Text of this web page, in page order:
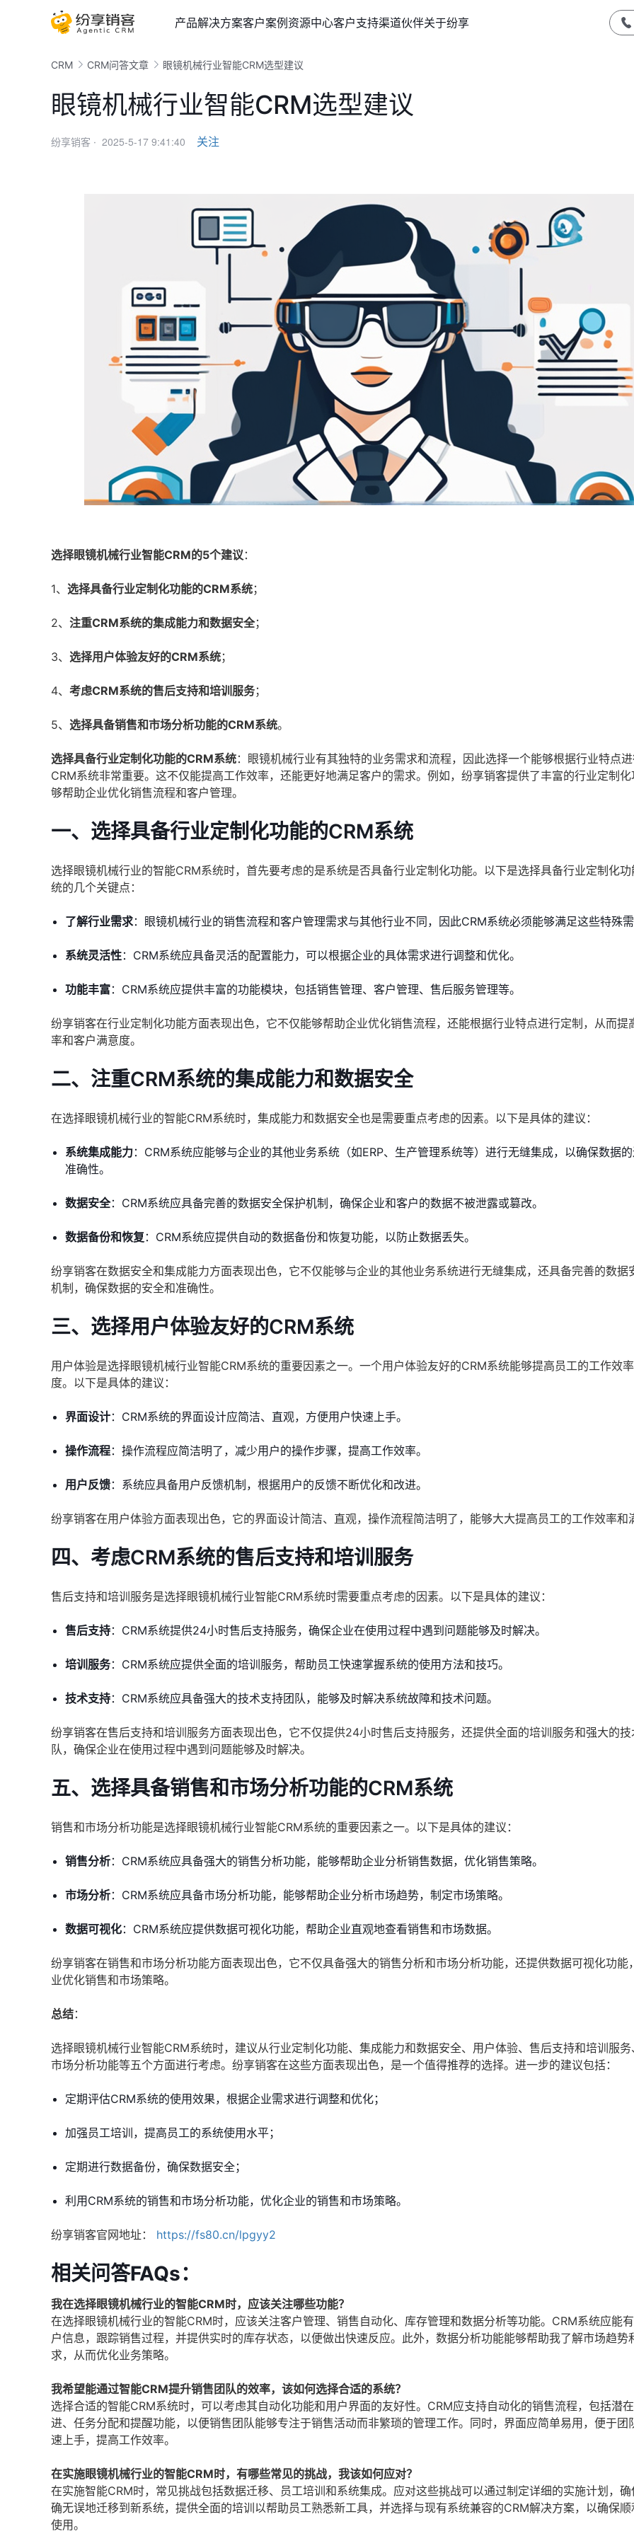
产品解决方案客户案例资源中心客户支持渠道伙伴关于纷享
CRM CRM问答文章 眼镜机械行业智能CRM选型建议
眼镜机械行业智能CRM选型建议
纷享销客 · 2025-5-17 9:41:40 关注
选择眼镜机械行业智能CRM的5个建议：
1、 选择具备行业定制化功能的CRM系统；
2、 注重CRM系统的集成能力和数据安全；
3、 选择用户体验友好的CRM系统；
4、 考虑CRM系统的售后支持和培训服务；
5、 选择具备销售和市场分析功能的CRM系统。
选择具备行业定制化功能的CRM系统：眼镜机械行业有其独特的业务需求和流程，因此选择一个能够根据行业特点
CRM系统非常重要。这不仅能提高工作效率，还能更好地满足客户的需求。例如，纷享销客提供了丰富的行业定制
够帮助企业优化销售流程和客户管理。
一、选择具备行业定制化功能的CRM系统
选择眼镜机械行业的智能CRM系统时，首先要考虑的是系统是否具备行业定制化功能。以下是选择具备行业定制化
统的几个关键点：
了解行业需求：眼镜机械行业的销售流程和客户管理需求与其他行业不同，因此CRM系统必须能够满足这些特殊
系统灵活性：CRM系统应具备灵活的配置能力，可以根据企业的具体需求进行调整和优化。
功能丰富：CRM系统应提供丰富的功能模块，包括销售管理、客户管理、售后服务管理等。
纷享销客在行业定制化功能方面表现出色，它不仅能够帮助企业优化销售流程，还能根据行业特点进行定制，从而提
率和客户满意度。
二、注重CRM系统的集成能力和数据安全
在选择眼镜机械行业的智能CRM系统时，集成能力和数据安全也是需要重点考虑的因素。以下是具体的建议：
系统集成能力：CRM系统应能够与企业的其他业务系统（如ERP、生产管理系统等）进行无缝集成，以确保数据
准确性。
数据安全：CRM系统应具备完善的数据安全保护机制，确保企业和客户的数据不被泄露或篡改。
数据备份和恢复 ：CRM系统应提供自动的数据备份和恢复功能，以防止数据丢失。
纷享销客在数据安全和集成能力方面表现出色，它不仅能够与企业的其他业务系统进行无缝集成，还具备完善的数据
机制，确保数据的安全和准确性。
三、选择用户体验友好的CRM系统
用户体验是选择眼镜机械行业智能CRM系统的重要因素之一。一个用户体验友好的CRM系统能够提高员工的工作效
度。以下是具体的建议：
界面设计：CRM系统的界面设计应简洁、直观，方便用户快速上手。
操作流程：操作流程应简洁明了，减少用户的操作步骤，提高工作效率。
用户反馈：系统应具备用户反馈机制，根据用户的反馈不断优化和改进。
纷享销客在用户体验方面表现出色，它的界面设计简洁、直观，操作流程简洁明了，能够大大提高员工的工作效率和
四、考虑CRM系统的售后支持和培训服务
售后支持和培训服务是选择眼镜机械行业智能CRM系统时需要重点考虑的因素。以下是具体的建议：
售后支持：CRM系统提供24小时售后支持服务，确保企业在使用过程中遇到问题能够及时解决。
培训服务：CRM系统应提供全面的培训服务，帮助员工快速掌握系统的使用方法和技巧。
技术支持：CRM系统应具备强大的技术支持团队，能够及时解决系统故障和技术问题。
纷享销客在售后支持和培训服务方面表现出色，它不仅提供24小时售后支持服务，还提供全面的培训服务和强大的
队，确保企业在使用过程中遇到问题能够及时解决。
五、选择具备销售和市场分析功能的CRM系统
销售和市场分析功能是选择眼镜机械行业智能CRM系统的重要因素之一。以下是具体的建议：
销售分析：CRM系统应具备强大的销售分析功能，能够帮助企业分析销售数据，优化销售策略。
市场分析：CRM系统应具备市场分析功能，能够帮助企业分析市场趋势，制定市场策略。
数据可视化：CRM系统应提供数据可视化功能，帮助企业直观地查看销售和市场数据。
纷享销客在销售和市场分析功能方面表现出色，它不仅具备强大的销售分析和市场分析功能，还提供数据可视化功能
业优化销售和市场策略。
总结：
选择眼镜机械行业智能CRM系统时，建议从行业定制化功能、集成能力和数据安全、用户体验、售后支持和培训服
市场分析功能等五个方面进行考虑。纷享销客在这些方面表现出色，是一个值得推荐的选择。进一步的建议包括：
定期评估CRM系统的使用效果，根据企业需求进行调整和优化；
加强员工培训，提高员工的系统使用水平；
定期进行数据备份，确保数据安全；
利用CRM系统的销售和市场分析功能，优化企业的销售和市场策略。
纷享销客官网地址： https://fs80.cn/lpgyy2
相关问答FAQs：
我在选择眼镜机械行业的智能CRM时，应该关注哪些功能？
在选择眼镜机械行业的智能CRM时，应该关注客户管理、销售自动化、库存管理和数据分析等功能。CRM系统应能
户信息，跟踪销售过程，并提供实时的库存状态，以便做出快速反应。此外，数据分析功能能够帮助我了解市场趋势
求，从而优化业务策略。
我希望能通过智能CRM提升销售团队的效率，该如何选择合适的系统？
选择合适的智能CRM系统时，可以考虑其自动化功能和用户界面的友好性。CRM应支持自动化的销售流程，包括潜
进、任务分配和提醒功能，以便销售团队能够专注于销售活动而非繁琐的管理工作。同时，界面应简单易用，便于团
速上手，提高工作效率。
在实施眼镜机械行业的智能CRM时，有哪些常见的挑战，我该如何应对？
在实施智能CRM时，常见挑战包括数据迁移、员工培训和系统集成。应对这些挑战可以通过制定详细的实施计划，
确无误地迁移到新系统，提供全面的培训以帮助员工熟悉新工具，并选择与现有系统兼容的CRM解决方案，以确保
使用。